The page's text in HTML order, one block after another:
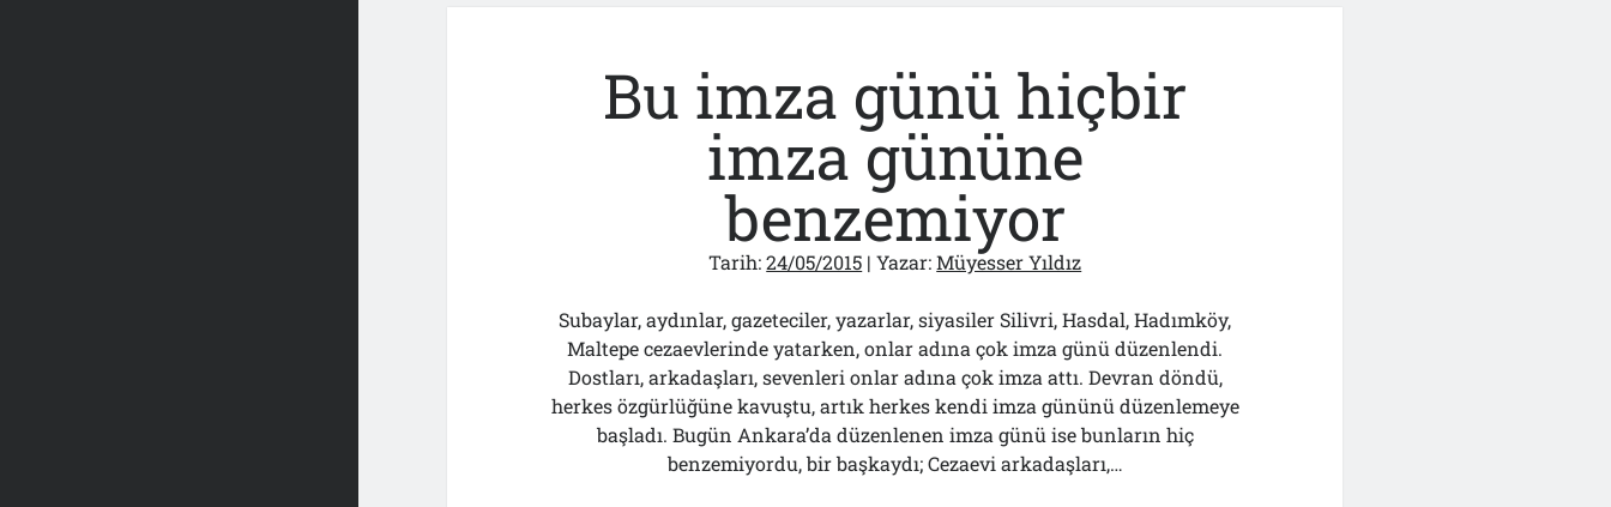
Bu imza günü hiçbir
imza gününe
benzemiyor
Tarih:24/05/2015 | Yazar:Müyesser Yıldız
Subaylar, aydınlar, gazeteciler, yazarlar, siyasiler Silivri, Hasdal, Hadımköy,
Maltepe cezaevlerinde yatarken, onlar adına çok imza günü düzenlendi.
Dostları, arkadaşları, sevenleri onlar adına çok imza attı. Devran döndü,
herkes özgürlüğüne kavuştu, artık herkes kendi imza gününü düzenlemeye
başladı. Bugün Ankara’da düzenlenen imza günü ise bunların hiç
benzemiyordu, bir başkaydı; Cezaevi arkadaşları,…